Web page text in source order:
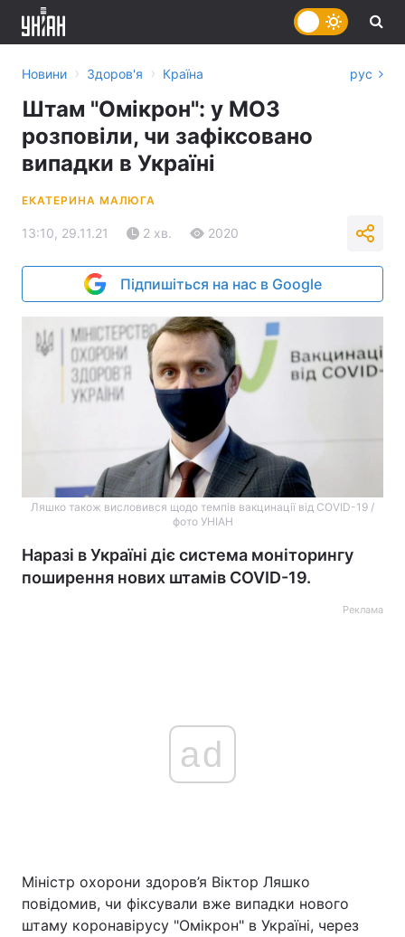
Головна Війна
Україна Політика
Новини › Здоров'я › Країна рус
Штам "Омікрон": у МОЗ
розповіли, чи зафіксовано
випадки в Україні
ЕКАТЕРИНА МАЛЮГА
13:10, 29.11.21 2 хв. 2020
Підпишіться на нас в Google
Ляшко також висловився щодо темпів вакцинації від COVID-19 /
фото УНІАН
Наразі в Україні діє система моніторингу
поширення нових штамів COVID-19.
Реклама
ad
Міністр охорони здоров’я Віктор Ляшко
повідомив, чи фіксували вже випадки нового
штаму коронавірусу "Омікрон" в Україні, через